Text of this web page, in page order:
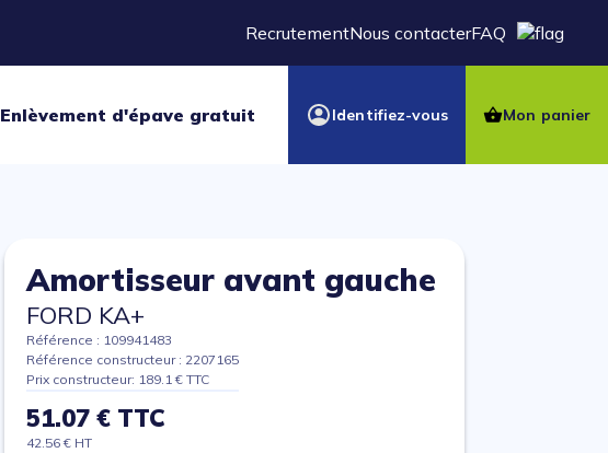
RecrutementNous contacterFAQ
Enlèvement d'épave gratuit Identifiez-vous Mon panier
Amortisseur avant gauche
FORD KA+
Référence : 109941483
Référence constructeur : 2207165
Prix constructeur: 189.1 € TTC
51.07 € TTC
42.56 € HT